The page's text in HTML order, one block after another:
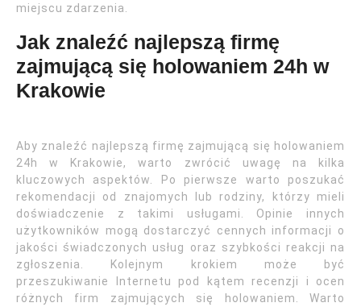
miejscu zdarzenia.
Jak znaleźć najlepszą firmę
zajmującą się holowaniem 24h w
Krakowie
Aby znaleźć najlepszą firmę zajmującą się holowaniem
24h w Krakowie, warto zwrócić uwagę na kilka
kluczowych aspektów. Po pierwsze warto poszukać
rekomendacji od znajomych lub rodziny, którzy mieli
doświadczenie z takimi usługami. Opinie innych
użytkowników mogą dostarczyć cennych informacji o
jakości świadczonych usług oraz szybkości reakcji na
zgłoszenia. Kolejnym krokiem może być
przeszukiwanie Internetu pod kątem recenzji i ocen
różnych firm zajmujących się holowaniem. Warto